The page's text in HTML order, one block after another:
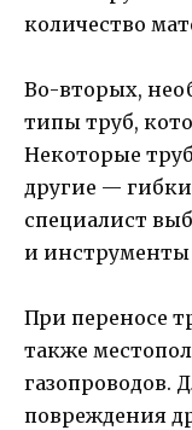
количество
Во-вторых,
типы труб,
Некоторые
другие —
специалист
и инструменты
При переносе
также
газопроводов.
повреждения